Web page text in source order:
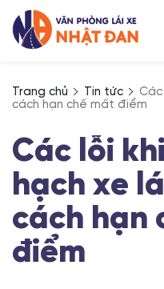
Trang chủ Tin tức
cách hạn chế mất điểm
Các lỗi
hạch xe
cách hạn
điểm